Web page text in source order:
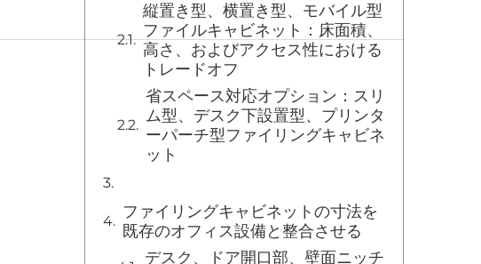
縦置き型、横置き型、モバイル型
ファイルキャビネット：床面積、
高さ、およびアクセス性における
トレードオフ
省スペース対応オプション：スリ
ム型、デスク下設置型、プリンタ
ーパーチ型ファイリングキャビネ
ット
ファイリングキャビネットの寸法を
既存のオフィス設備と整合させる
デスク、ドア開口部、壁面ニッチ